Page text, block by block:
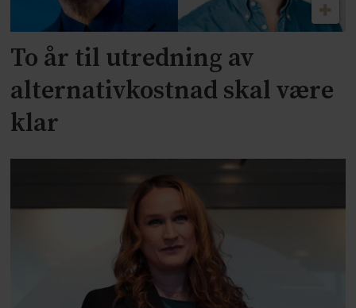
To år til utredning av
alternativkostnad skal være
klar